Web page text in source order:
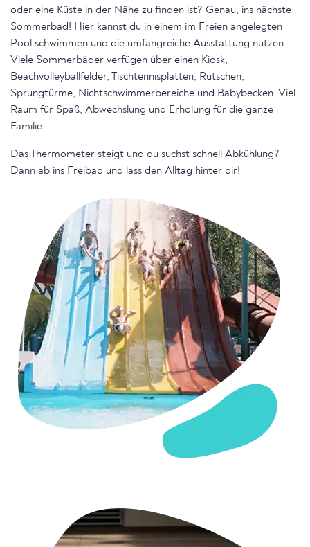
oder eine Küste in der Nähe zu finden ist? Genau, ins nächste
Sommerbad! Hier kannst du in einem im Freien angelegten
Pool schwimmen und die umfangreiche Ausstattung nutzen.
Viele Sommerbäder verfügen über einen Kiosk,
Beachvolleyballfelder, Tischtennisplatten, Rutschen,
Sprungtürme, Nichtschwimmerbereiche und Babybecken. Viel
Raum für Spaß, Abwechslung und Erholung für die ganze
Familie.
Das Thermometer steigt und du suchst schnell Abkühlung?
Dann ab ins Freibad und lass den Alltag hinter dir!